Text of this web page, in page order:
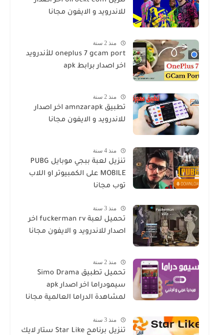
للاندرويد و الايفون مجانا
منذ 2 سنة
oneplus 7 gcam port للأندرويد
اخر اصدار برابط apk
منذ 2 سنة
تطبيق amnzarapk اخر اصدار
للاندرويد و الايفون مجانا
منذ 4 سنة
تنزيل لعبة ببجي موبايل PUBG
MOBILE على الكمبيوتر او اللاب
توب مجانا
منذ 3 سنة
تحميل لعبة fuckerman rv اخر
اصدار للاندرويد و الايفون مجانا
منذ 2 سنة
تحميل تطبيق Simo Drama
سيمودراما اخر اصدار apk
لمشاهدة الدراما العالمية مجانا
منذ 3 سنة
تنزيل برنامج Star Like ستار لايك